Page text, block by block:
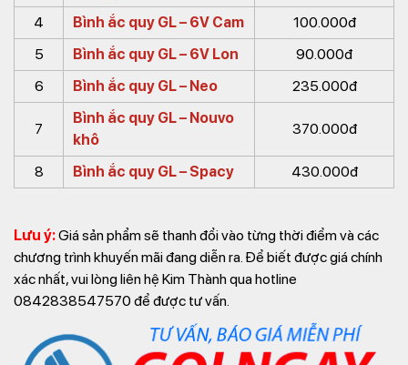
4
Bình ắc quy GL – 6V Cam
100.000đ
5
Bình ắc quy GL – 6V Lon
90.000đ
6
Bình ắc quy GL – Neo 235.000đ
7
Bình ắc quy GL – Nouvo
khô
370.000đ
8 Bình ắc quy GL – Spacy 430.000đ
Lưu ý:Giá sản phẩm sẽ thanh đổi vào từng thời điểm và các
chương trình khuyến mãi đang diễn ra. Để biết được giá chính
xác nhất, vui lòng liên hệ Kim Thành qua hotline
0842838547570 để được tư vấn.